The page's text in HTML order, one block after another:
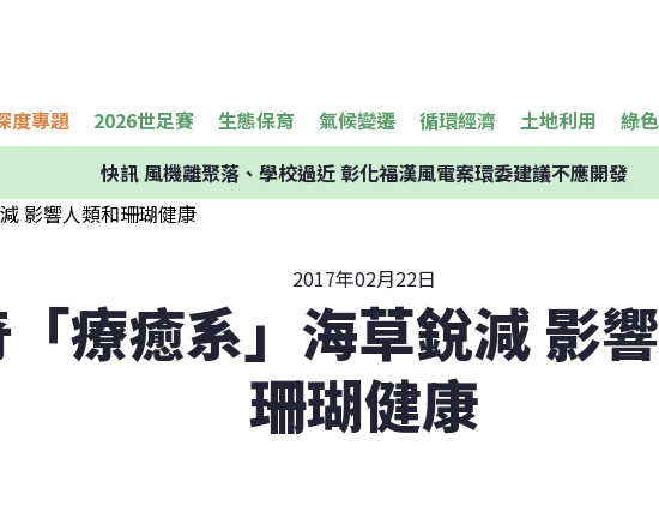
度專題 2026世足賽 生態保育 氣候變遷 循環經濟 土地利用 綠
快訊風機離聚落、學校過近 彰化福漢風電案環委建議不應開發
2017年02月22日
療癒系」海草銳減 影
珊瑚健康